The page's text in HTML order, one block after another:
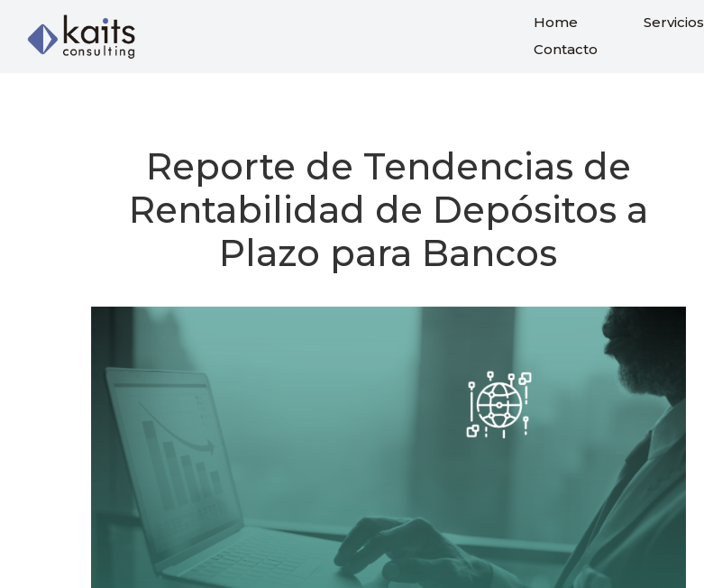
Home Servicios
Contacto
Reporte de Tendencias de
Rentabilidad de Depósitos a
Plazo para Bancos